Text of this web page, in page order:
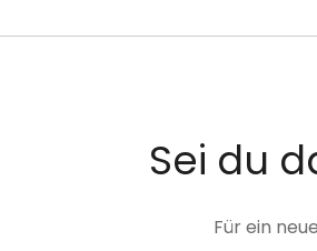
Sei du
Für ein